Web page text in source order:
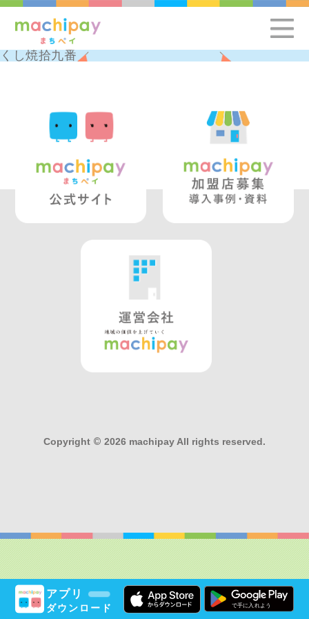
アプリ
ダウンロード
くし焼拾九番
Copyright © 2026 machipay All rights reserved.